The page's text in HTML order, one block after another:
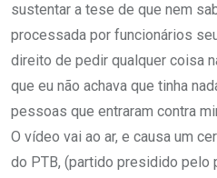
sustentar a tese de que nem
processada por funcionários
direito de pedir qualquer coisa
que eu não achava que tinha
pessoas que entraram contra
O vídeo vai ao ar, e causa um
do PTB, (partido presidido pelo